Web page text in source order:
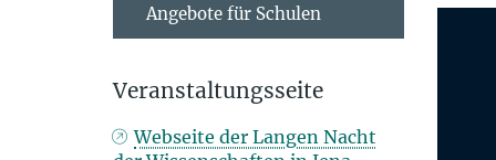
Angebote für Schulen
Veranstaltungsseite
Webseite der Langen Nacht